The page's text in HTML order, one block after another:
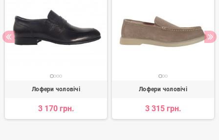
Лофери чоловічі
3 170 грн.
Лофери чоловічі
3 315 грн.